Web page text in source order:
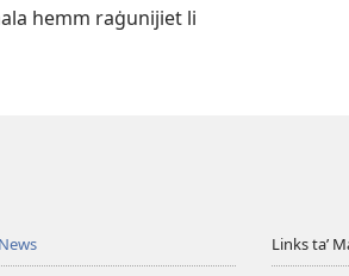
hemm raġunijiet li
News Links taʼ